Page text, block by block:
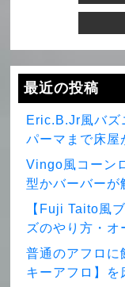
最近の投稿
Eric.B.Jr風バズ
パーマまで床屋
Vingo風コーン
型かバーバーが
【Fuji Taito風
ズのやり方・オ
普通のアフロに
キーアフロ】を